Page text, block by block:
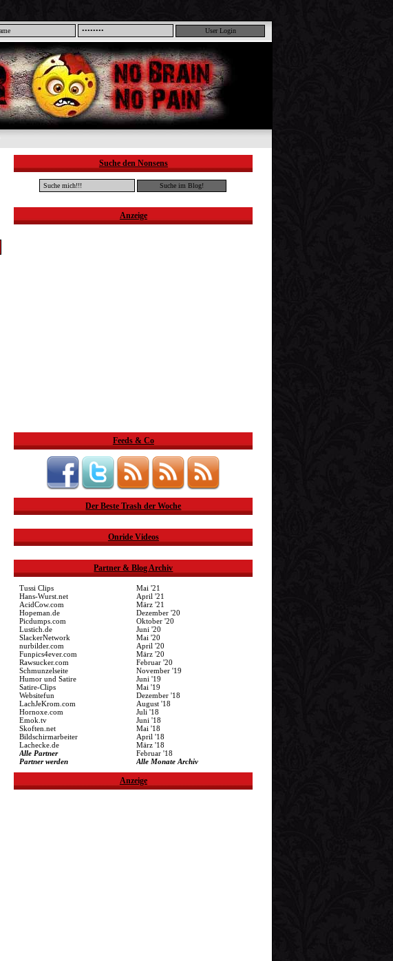
Suche den Nonsens
Anzeige
Feeds & Co
Der Beste Trash der Woche
Onride Videos
Partner & Blog Archiv
Tussi Clips
Hans-Wurst.net
AcidCow.com
Hopeman.de
Picdumps.com
Lustich.de
SlackerNetwork
nurbilder.com
Funpics4ever.com
Rawsucker.com
Schmunzelseite
Humor und Satire
Satire-Clips
Websitefun
LachJeKrom.com
Hornoxe.com
Emok.tv
Skoften.net
Bildschirmarbeiter
Lachecke.de
Alle Partner
Partner werden
Mai '21
April '21
März '21
Dezember '20
Oktober '20
Juni '20
Mai '20
April '20
März '20
Februar '20
November '19
Juni '19
Mai '19
Dezember '18
August '18
Juli '18
Juni '18
Mai '18
April '18
März '18
Februar '18
Alle Monate Archiv
Anzeige